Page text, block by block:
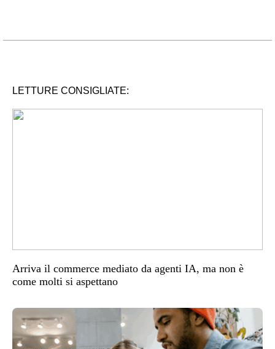
LETTURE CONSIGLIATE:
Arriva il commerce mediato da agenti IA, ma non è
come molti si aspettano